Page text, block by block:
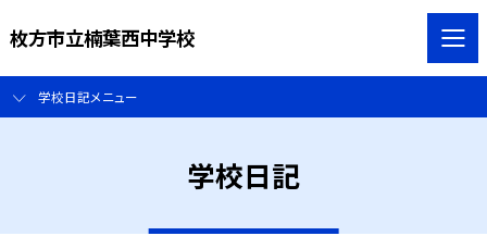
枚方市立楠葉西中学校
学校日記メニュー
学校日記